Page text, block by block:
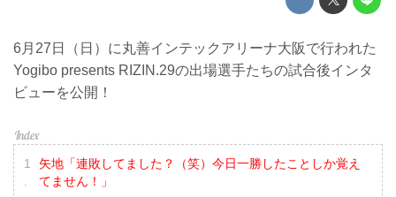
6月27日（日）に丸善インテックアリーナ大阪で行われた
Yogibo presents RIZIN.29の出場選手たちの試合後インタ
ビューを公開！
矢地「連敗してました？（笑）今日一勝したことしか覚え
てません！」